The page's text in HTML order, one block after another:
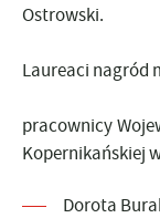
Ostrowski.
Laureaci nagród
pracownicy
Kopernikańskiej
Dorota